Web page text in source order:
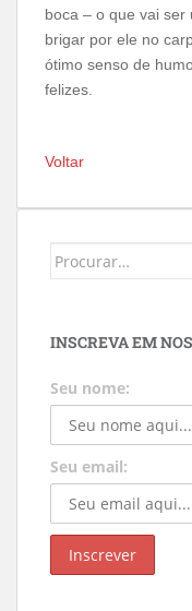
boca – o que vai ser
brigar por ele no
ótimo senso de
felizes.
Voltar
INSCREVA EM
Seu nome:
Seu email: